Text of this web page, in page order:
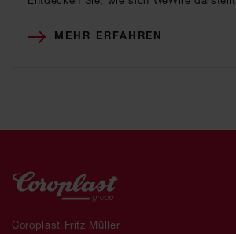
MEHR ERFAHREN
Coroplast Fritz Müller